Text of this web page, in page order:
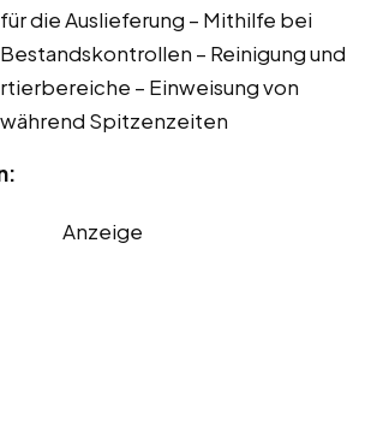
die Auslieferung – Mithilfe bei
– Reinigung und
– Einweisung von
Spitzenzeiten
Anzeige